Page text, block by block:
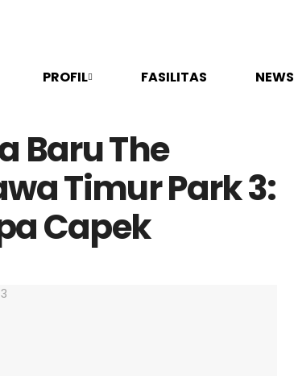
PROFIL FASILITAS NEWS
Baru The
Timur Park 3:
Capek